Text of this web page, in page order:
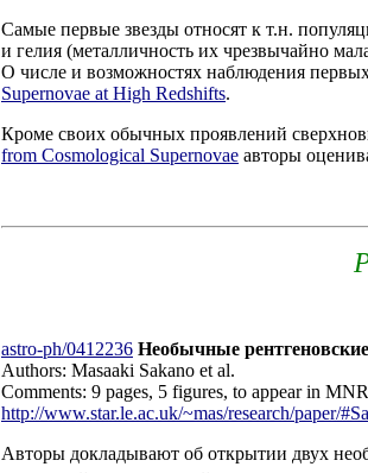
Самые первые звезды относят к т.н.
и гелия (металличность их чрезвычайно
О числе и возможностях наблюдения
Supernovae at High Redshifts.
Кроме своих обычных проявлений
from Cosmological Supernovae авторы
astro-ph/0412236 Необычные
Authors: Masaaki Sakano et al.
Comments: 9 pages, 5 figures, to appear in
http://www.star.le.ac.uk/~mas/research/paper/
Авторы докладывают об открытии двух